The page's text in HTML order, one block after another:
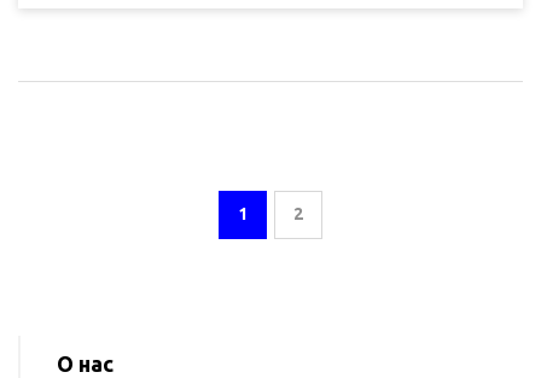
1 2
О нас